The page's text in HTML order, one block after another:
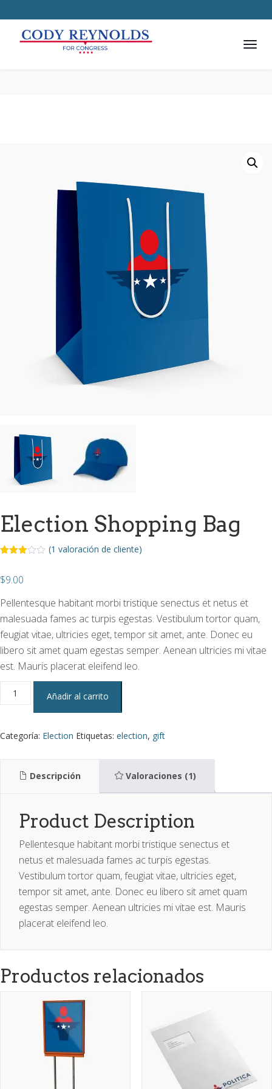
Election Shopping Bag
sobre
o en
puntuac
ión de
cliente
(1 valoración de cliente)
$9.00
Pellentesque habitant morbi tristique senectus et netus et
malesuada fames ac turpis egestas. Vestibulum tortor quam,
feugiat vitae, ultricies eget, tempor sit amet, ante. Donec eu
libero sit amet quam egestas semper. Aenean ultricies mi vitae
est. Mauris placerat eleifend leo.
Shopping
Añadir al carrito
Categoría: Election Etiquetas: election, gift
Descripción Valoraciones (1)
Product Description
Pellentesque habitant morbi tristique senectus et
netus et malesuada fames ac turpis egestas.
Vestibulum tortor quam, feugiat vitae, ultricies eget,
tempor sit amet, ante. Donec eu libero sit amet quam
egestas semper. Aenean ultricies mi vitae est. Mauris
placerat eleifend leo.
Productos relacionados